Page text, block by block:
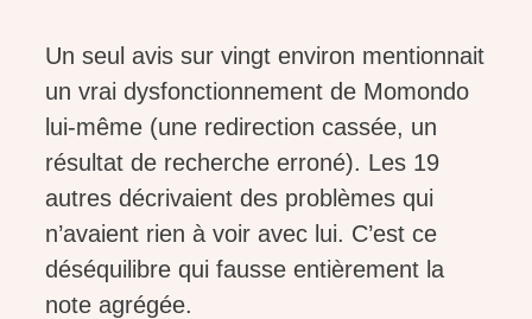
Un seul avis sur vingt environ mentionnait
un vrai dysfonctionnement de Momondo
lui-même (une redirection cassée, un
résultat de recherche erroné). Les 19
autres décrivaient des problèmes qui
n’avaient rien à voir avec lui. C’est ce
déséquilibre qui fausse entièrement la
note agrégée.